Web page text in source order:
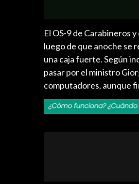
El OS-9 de Carabineros
luego de que anoche se
una caja fuerte. Según
pasar por el ministro
computadores, aunque